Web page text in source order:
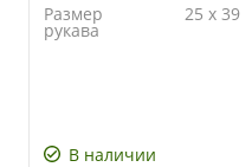
Размер
рукава
25 x 39
В наличии